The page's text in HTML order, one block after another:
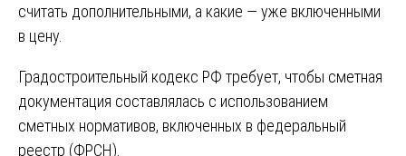
считать дополнительными, а какие — уже включенными
в цену.
Градостроительный кодекс РФ требует, чтобы сметная
документация составлялась с использованием
сметных нормативов, включенных в федеральный
реестр (ФРСН).